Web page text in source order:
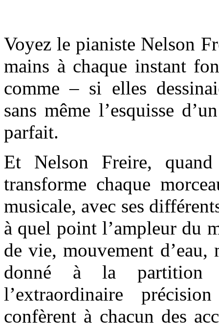
Voyez le pianiste Nelson
mains à chaque instant
comme – si elles
sans même l’esquisse
parfait.
Et Nelson Freire,
transforme chaque
musicale, avec ses
à quel point l’ampleur du
de vie, mouvement
donné à la partition
l’extraordinaire
confèrent à chacun des